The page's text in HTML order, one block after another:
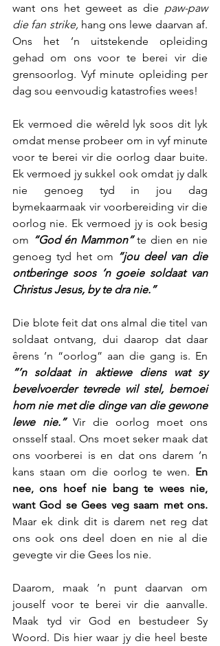
want ons het geweet as die paw-paw
die fan strike, hang ons lewe daarvan af.
Ons het ’n uitstekende opleiding
gehad om ons voor te berei vir die
grensoorlog. Vyf minute opleiding per
dag sou eenvoudig katastrofies wees!
Ek vermoed die wêreld lyk soos dit lyk
omdat mense probeer om in vyf minute
voor te berei vir die oorlog daar buite.
Ek vermoed jy sukkel ook omdat jy dalk
nie genoeg tyd in jou dag
bymekaarmaak vir voorbereiding vir die
oorlog nie. Ek vermoed jy is ook besig
om “God én Mammon” te dien en nie
genoeg tyd het om “jou deel van die
ontberinge soos ‘n goeie soldaat van
Christus Jesus, by te dra nie.”
Die blote feit dat ons almal die titel van
soldaat ontvang, dui daarop dat daar
“’n soldaat in aktiewe diens wat sy
bevelvoerder tevrede wil stel, bemoei
hom nie met die dinge van die gewone
lewe nie.” Vir die oorlog moet ons
onsself staal. Ons moet seker maak dat
ons voorberei is en dat ons darem ’n
kans staan om die oorlog te wen. En
nee, ons hoef nie bang te wees nie,
want God se Gees veg saam met ons.
Maar ek dink dit is darem net reg dat
ons ook ons deel doen en nie al die
gevegte vir die Gees los nie.
Daarom, maak ’n punt daarvan om
jouself voor te berei vir die aanvalle.
Maak tyd vir God en bestudeer Sy
Woord. Dis hier waar jy die heel beste